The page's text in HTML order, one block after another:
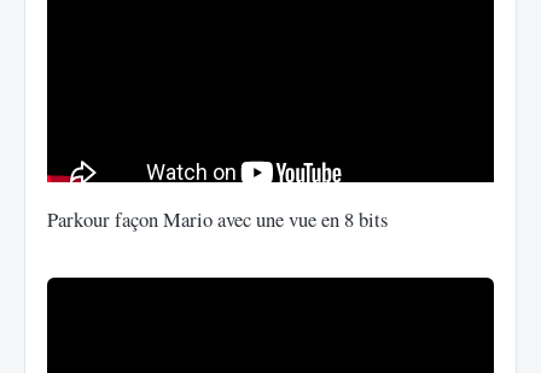
Parkour façon Mario avec une vue en 8 bits